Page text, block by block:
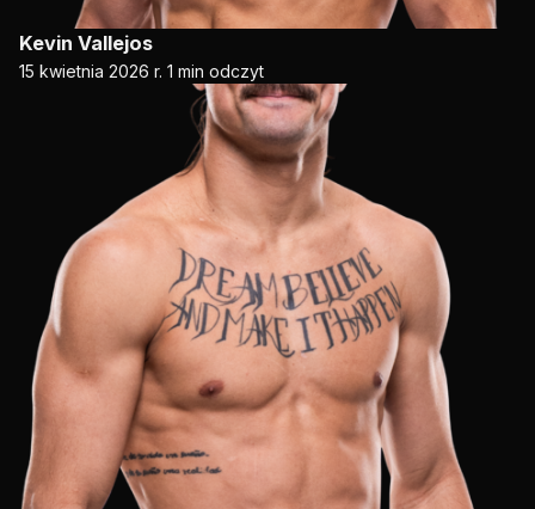
Kevin Vallejos
15 kwietnia 2026 r. 1 min odczyt